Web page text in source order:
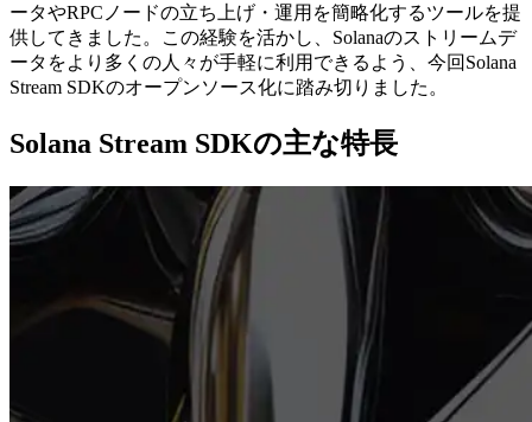
ータやRPCノードの立ち上げ・運用を簡略化するツールを提
供してきました。この経験を活かし、Solanaのストリームデ
ータをより多くの人々が手軽に利用できるよう、今回Solana
Stream SDKのオープンソース化に踏み切りました。
Solana Stream SDKの主な特長